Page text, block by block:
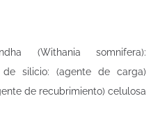
(Withania somnifera):
de silicio: (agente de carga)
de recubrimiento) celulosa